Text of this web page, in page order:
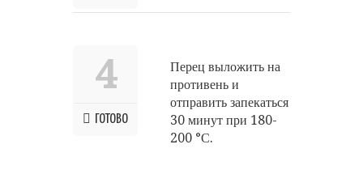
4
ГОТОВО
Перец выложить на
противень и
отправить запекаться
30 минут при 180-
200 °С.